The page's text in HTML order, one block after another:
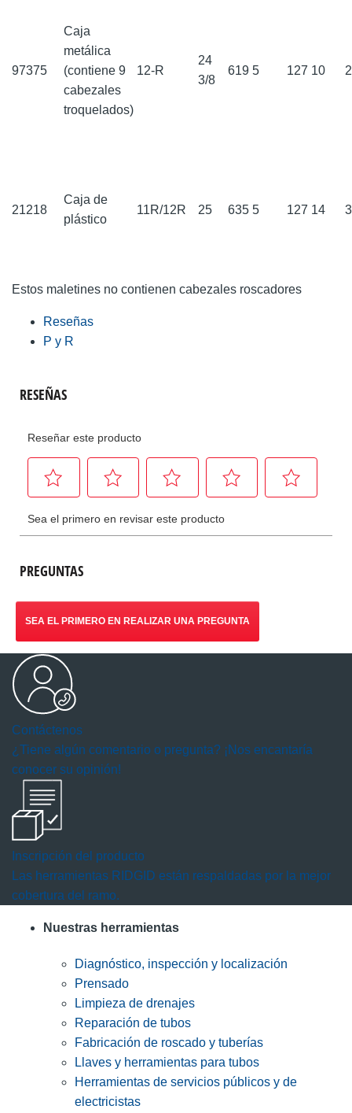
97375
Caja
metálica
(contiene 9
cabezales
troquelados)
12-R
24
3/8
619 5 127 10
21218
Caja de
plástico
11R/12R 25 635 5 127 14
Estos maletines no contienen cabezales roscadores
Reseñas
P y R
PREGUNTAS
SEA EL PRIMERO EN REALIZAR UNA PREGUNTA
Contáctenos
¿Tiene algún comentario o pregunta? ¡Nos encantaría
conocer su opinión!
Inscripción del producto
Las herramientas RIDGID están respaldadas por la mejor
cobertura del ramo.
Nuestras herramientas
Diagnóstico, inspección y localización
Prensado
Limpieza de drenajes
Reparación de tubos
Fabricación de roscado y tuberías
Llaves y herramientas para tubos
Herramientas de servicios públicos y de
electricistas